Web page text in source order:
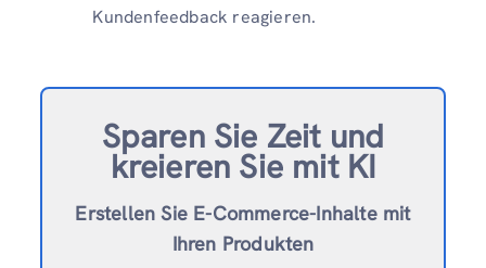
Kundenfeedback reagieren.
Sparen Sie Zeit und
kreieren Sie mit KI
Erstellen Sie E-Commerce-Inhalte mit
Ihren Produkten